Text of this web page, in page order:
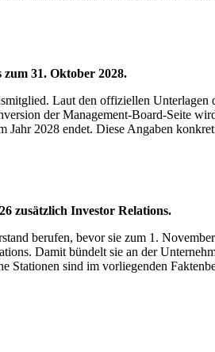
31. Oktober 2028.
Laut den offiziellen Unterlagen
der Management-Board-Seite
Jahr 2028 endet. Diese Angaben
zusätzlich Investor Relations.
berufen, bevor sie zum 1.
Damit bündelt sie an der
Stationen sind im vorliegenden